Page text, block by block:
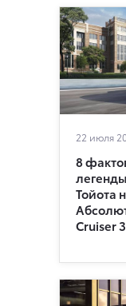
22 июля
8
Тойота
Cruiser